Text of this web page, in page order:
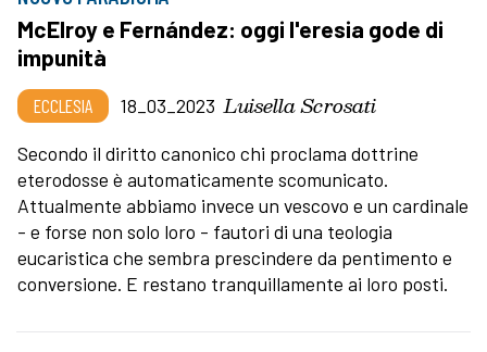
McElroy e Fernández: oggi l'eresia gode di
impunità
ECCLESIA 18_03_2023 Luisella Scrosati
Secondo il diritto canonico chi proclama dottrine
eterodosse è automaticamente scomunicato.
Attualmente abbiamo invece un vescovo e un cardinale
- e forse non solo loro - fautori di una teologia
eucaristica che sembra prescindere da pentimento e
conversione. E restano tranquillamente ai loro posti.